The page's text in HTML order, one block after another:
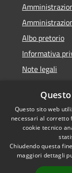
Albo pretorio
Informativa
Note legali
Piano di
RSS
Accessibilità
Questo sito web
necessari al corretto
cookie tecnico
Chiudendo questa
maggiori dettagli